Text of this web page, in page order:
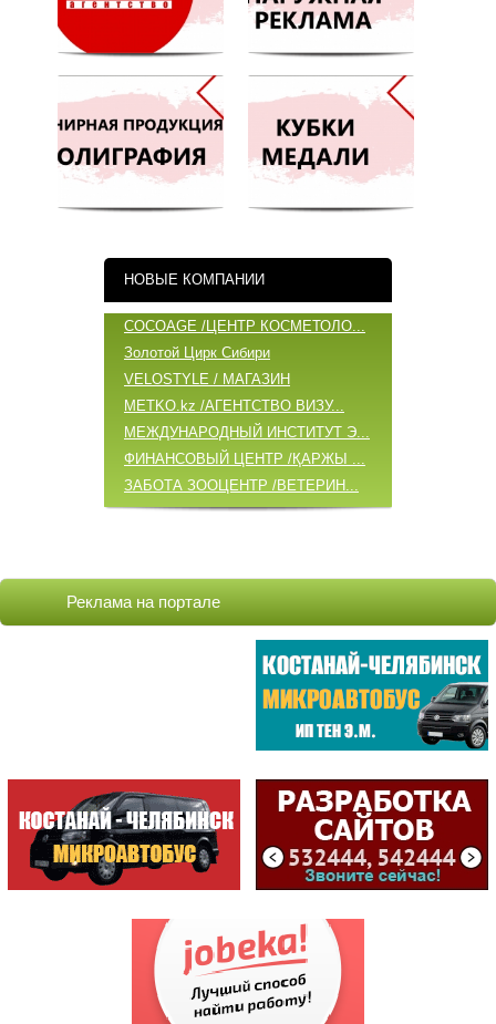
НОВЫЕ КОМПАНИИ
COCOAGE /ЦЕНТР КОСМЕТОЛО...
Золотой Цирк Сибири
VELOSTYLE / МАГАЗИН
METKO.kz /АГЕНТСТВО ВИЗУ...
МЕЖДУНАРОДНЫЙ ИНСТИТУТ Э...
ФИНАНСОВЫЙ ЦЕНТР /ҚАРЖЫ ...
ЗАБОТА ЗООЦЕНТР /ВЕТЕРИН...
ВИТА ЦЕНТР / VITA ЦЕНТР/...
VELOSTYLE / МАГАЗИН
METKO.kz /АГЕНТСТВО ВИЗУ...
СТРОИТЕЛЬ /МАГАЗИН /ИП К...
ЦЕНТРАЛ /БИЛЬЯРДНЫЙ КЛУБ
САМЫЕ ПОСЕЩАЕМЫЕ
ЦЕНТР
(198813)
АСТЫКЖАН /СУПЕРМАР...
(171393)
СПЕЦИАЛИЗИРОВАННЫЙ...
(144053)
НАЛОГОВОЕ УПРАВЛЕН...
(135805)
КИНОТЕАТР КАЗАХСТАН
(121353)
Реклама на портале